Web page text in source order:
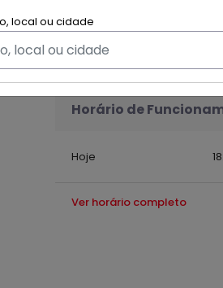
local ou cidade
Horário de
Hoje
Ver horário completo